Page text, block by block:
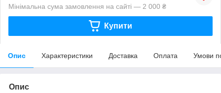
Мінімальна сума замовлення на сайті — 2 000 ₴
Купити
Опис Характеристики Доставка Оплата Умови
Опис